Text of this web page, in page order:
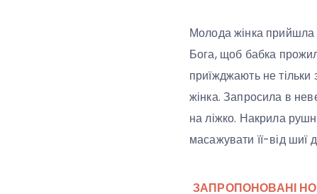
Молода жінка прийшла
Бога, щоб бабка
приїжджають не
жінка. Запросила в
на ліжко. Накрила
масажувати її-від шиї